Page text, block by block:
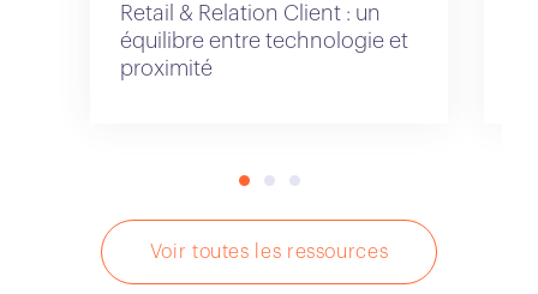
Retail & Relation Client : un
équilibre entre technologie et
proximité
Voir toutes les ressources